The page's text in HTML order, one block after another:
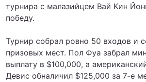
турнира с малазийцем Вай Кин
победу.
Турнир собрал ровно 50 входов и
призовых мест. Пол Фуа забрал
выплату в $100,000, а
Девис обналичил $125,000 за 7-е